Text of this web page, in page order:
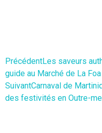
PrécédentLes saveurs
guide au Marché de La
SuivantCarnaval de
des festivités en Outre-